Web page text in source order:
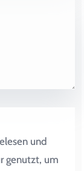
und
genutzt, um